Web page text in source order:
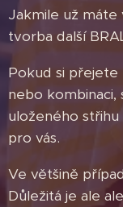
Jakmile už
tvorba další
Pokud si přejete
nebo kombinaci,
uloženého
pro vás.
Ve většině
Důležitá je ale